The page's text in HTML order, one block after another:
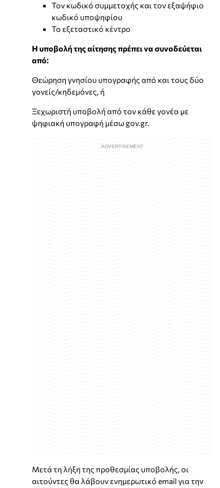
Τον κωδικό συμμετοχής και τον εξαψήφιο
κωδικό υποψηφίου
Το εξεταστικό κέντρο
Η υποβολή της αίτησης πρέπει να συνοδεύεται
από:
Θεώρηση γνησίου υπογραφής από και τους δύο
γονείς/κηδεμόνες, ή
Ξεχωριστή υποβολή από τον κάθε γονέα με
ψηφιακή υπογραφή μέσω gov.gr.
Μετά τη λήξη της προθεσμίας υποβολής, οι
αιτούντες θα λάβουν ενημερωτικό email για την